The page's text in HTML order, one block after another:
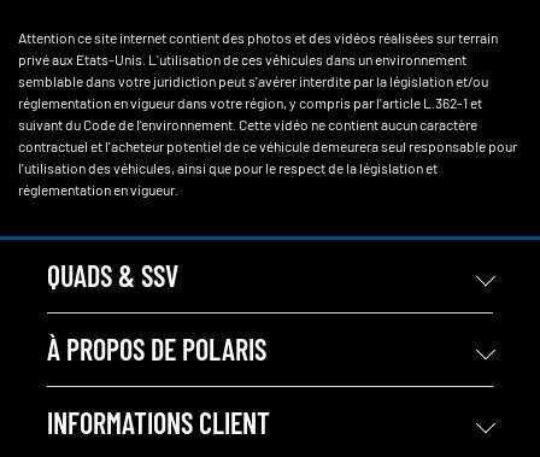
Attention ce site internet contient des photos et des vidéos réalisées sur terrain
privé aux Etats-Unis. L'utilisation de ces véhicules dans un environnement
semblable dans votre juridiction peut s'avérer interdite par la législation et/ou
réglementation en vigueur dans votre région, y compris par l'article L.362-1 et
suivant du Code de l'environnement. Cette vidéo ne contient aucun caractère
contractuel et l'acheteur potentiel de ce véhicule demeurera seul responsable pour
l'utilisation des véhicules, ainsi que pour le respect de la législation et
réglementation en vigueur.
QUADS & SSV
À PROPOS DE POLARIS
INFORMATIONS CLIENT